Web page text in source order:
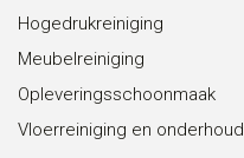
Hogedrukreiniging
Meubelreiniging
Opleveringsschoonmaak
Vloerreiniging en onderhoud